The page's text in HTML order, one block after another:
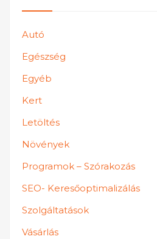
Autó
Egészség
Egyéb
Kert
Letöltés
Növények
Programok – Szórakozás
SEO- Keresőoptimalizálás
Szolgáltatások
Vásárlás